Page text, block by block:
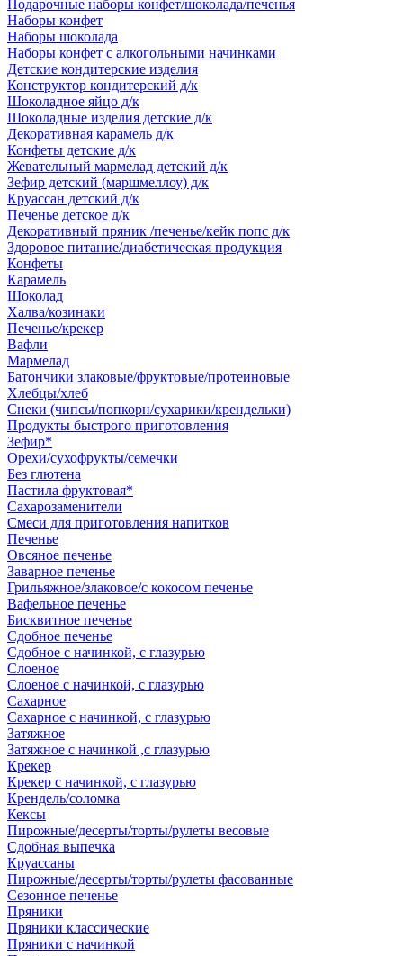
Подарочные наборы конфет/шоколада/печенья
Наборы конфет
Наборы шоколада
Наборы конфет с алкогольными начинками
Детские кондитерские изделия
Конструктор кондитерский д/к
Шоколадное яйцо д/к
Шоколадные изделия детские д/к
Декоративная карамель д/к
Конфеты детские д/к
Жевательный мармелад детский д/к
Зефир детский (маршмеллоу) д/к
Круассан детский д/к
Печенье детское д/к
Декоративный пряник /печенье/кейк попс д/к
Здоровое питание/диабетическая продукция
Конфеты
Карамель
Шоколад
Халва/козинаки
Печенье/крекер
Вафли
Мармелад
Батончики злаковые/фруктовые/протеиновые
Хлебцы/хлеб
Снеки (чипсы/попкорн/сухарики/крендельки)
Продукты быстрого приготовления
Зефир*
Орехи/сухофрукты/семечки
Без глютена
Пастила фруктовая*
Сахарозаменители
Смеси для приготовления напитков
Печенье
Овсяное печенье
Заварное печенье
Грильяжное/злаковое/с кокосом печенье
Вафельное печенье
Бисквитное печенье
Сдобное печенье
Сдобное с начинкой, с глазурью
Слоеное
Слоеное с начинкой, с глазурью
Сахарное
Сахарное с начинкой, с глазурью
Затяжное
Затяжное с начинкой ,с глазурью
Крекер
Крекер с начинкой, с глазурью
Крендель/соломка
Кексы
Пирожные/десерты/торты/рулеты весовые
Сдобная выпечка
Круассаны
Пирожные/десерты/торты/рулеты фасованные
Сезонное печенье
Пряники
Пряники классические
Пряники с начинкой